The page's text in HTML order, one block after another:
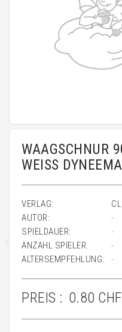
WAAGSCHNUR
WEISS
VERLAG:
AUTOR:
-
SPIELDAUER:
-
ANZAHL SPIELER:
-
ALTERSEMPFEHLUNG:
-
PREIS : 0.80 CHF